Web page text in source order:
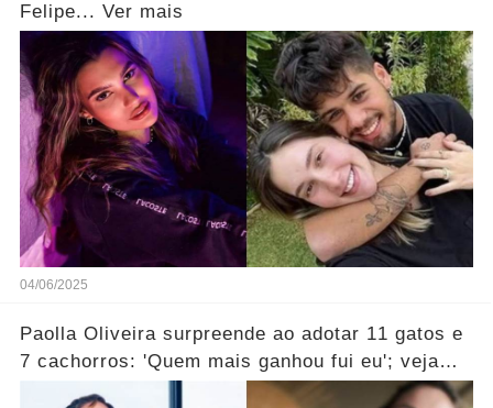
Felipe... Ver mais
04/06/2025
Paolla Oliveira surpreende ao adotar 11 gatos e
7 cachorros: 'Quem mais ganhou fui eu'; veja